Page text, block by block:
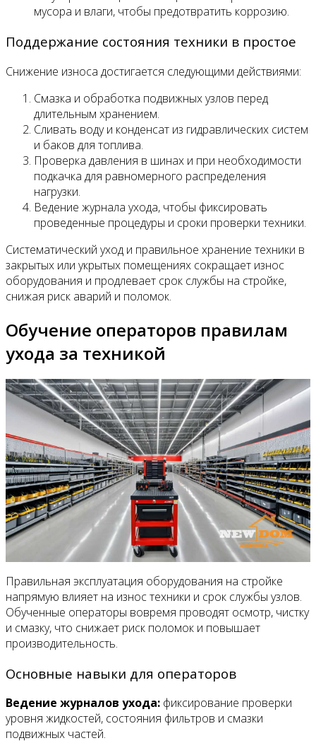
мусора и влаги, чтобы предотвратить коррозию.
Поддержание состояния техники в простое
Снижение износа достигается следующими действиями:
Смазка и обработка подвижных узлов перед
длительным хранением.
Сливать воду и конденсат из гидравлических систем
и баков для топлива.
Проверка давления в шинах и при необходимости
подкачка для равномерного распределения
нагрузки.
Ведение журнала ухода, чтобы фиксировать
проведенные процедуры и сроки проверки техники.
Систематический уход и правильное хранение техники в
закрытых или укрытых помещениях сокращает износ
оборудования и продлевает срок службы на стройке,
снижая риск аварий и поломок.
Обучение операторов правилам
ухода за техникой
Правильная эксплуатация оборудования на стройке
напрямую влияет на износ техники и срок службы узлов.
Обученные операторы вовремя проводят осмотр, чистку
и смазку, что снижает риск поломок и повышает
производительность.
Основные навыки для операторов
Ведение журналов ухода: фиксирование проверки
уровня жидкостей, состояния фильтров и смазки
подвижных частей.